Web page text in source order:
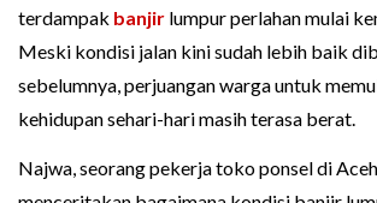
terdampak banjir lumpur perlahan mulai
Meski kondisi jalan kini sudah lebih baik
sebelumnya, perjuangan warga untuk
kehidupan sehari-hari masih terasa berat.
Najwa, seorang pekerja toko ponsel di